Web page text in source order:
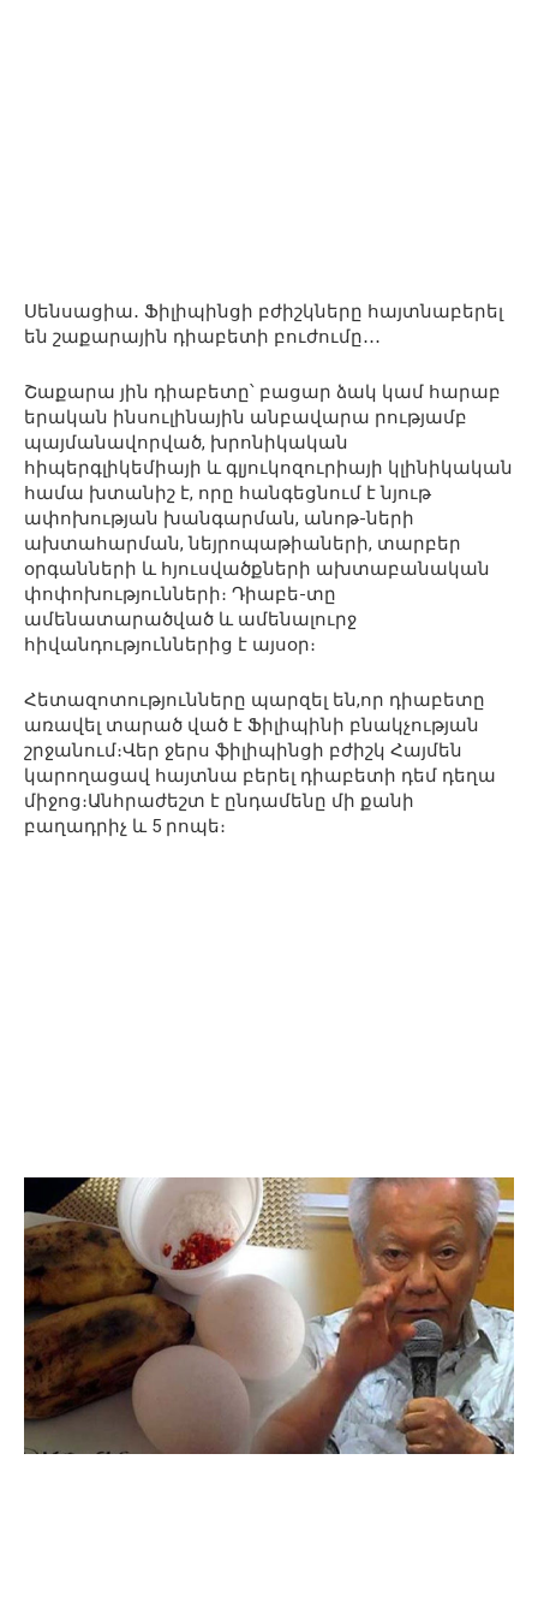
Սենսացիա․ Ֆիլիպինցի բժիշկները հայտնաբերել
են շաքարային դիաբետի բուժումը․․․
Շաքարա յին դիաբետը՝ բացար ձակ կամ հարաբ
երական ինսուլինային անբավարա րությամբ
պայմանավորված, խրոնիկական
հիպերգլիկեմիայի և գլյուկոզուրիայի կլինիկական
համա խտանիշ է, որը հանգեցնում է նյութ
ափոխության խանգարման, անոթ-ների
ախտահարման, նեյրոպաթիաների, տարբեր
օրգանների և հյուսվածքների ախտաբանական
փոփոխությունների։ Դիաբե-տը
ամենատարածված և ամենալուրջ
հիվանդություններից է այսօր։
Հետազոտությունները պարզել են,որ դիաբետը
առավել տարած ված է Ֆիլիպինի բնակչության
շրջանում։Վեր ջերս ֆիլիպինցի բժիշկ Հայմեն
կարողացավ հայտնա բերել դիաբետի դեմ դեղա
միջոց։Անհրաժեշտ է ընդամենը մի քանի
բաղադրիչ և 5 րոպե։